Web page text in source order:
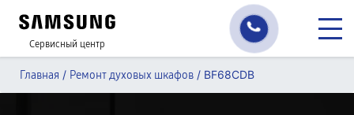
Сервисный центр
Главная / Ремонт духовых шкафов / BF68CDB